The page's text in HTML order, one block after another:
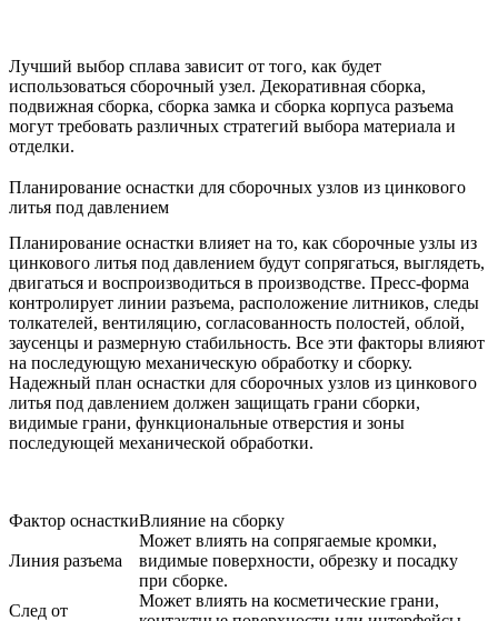
Лучший выбор сплава зависит от того, как будет
использоваться сборочный узел. Декоративная сборка,
подвижная сборка, сборка замка и сборка корпуса разъема
могут требовать различных стратегий выбора материала и
отделки.
Планирование оснастки для сборочных узлов из цинкового
литья под давлением
Планирование оснастки влияет на то, как сборочные узлы из
цинкового литья под давлением будут сопрягаться, выглядеть,
двигаться и воспроизводиться в производстве. Пресс-форма
контролирует линии разъема, расположение литников, следы
толкателей, вентиляцию, согласованность полостей, облой,
заусенцы и размерную стабильность. Все эти факторы влияют
на последующую механическую обработку и сборку.
Надежный план оснастки для сборочных узлов из цинкового
литья под давлением должен защищать грани сборки,
видимые грани, функциональные отверстия и зоны
последующей механической обработки.
Фактор оснасткиВлияние на сборку
Линия разъема
Может влиять на сопрягаемые кромки,
видимые поверхности, обрезку и посадку
при сборке.
След от
Может влиять на косметические грани,